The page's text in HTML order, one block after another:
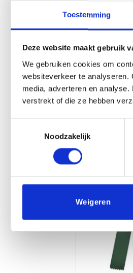
Toestemming
Deze website maakt gebruik
We gebruiken cookies om
websiteverkeer te analyseren.
media, adverteren en
verstrekt of die ze hebben
Noodzakelijk
Weigeren
Rozet
€3.30